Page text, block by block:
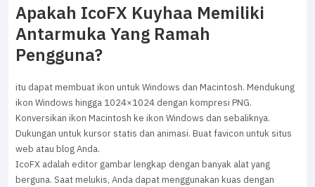
Apakah IcoFX Kuyhaa Memiliki
Antarmuka Yang Ramah
Pengguna?
itu dapat membuat ikon untuk Windows dan Macintosh. Mendukung
ikon Windows hingga 1024×1024 dengan kompresi PNG.
Konversikan ikon Macintosh ke ikon Windows dan sebaliknya.
Dukungan untuk kursor statis dan animasi. Buat favicon untuk situs
web atau blog Anda.
IcoFX adalah editor gambar lengkap dengan banyak alat yang
berguna. Saat melukis, Anda dapat menggunakan kuas dengan